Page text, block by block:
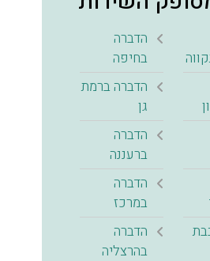
הדברה
בחיפה
הדברה ברמת
גן
הדברה
ברעננה
הדברה
במרכז
הדברה
בהרצליה